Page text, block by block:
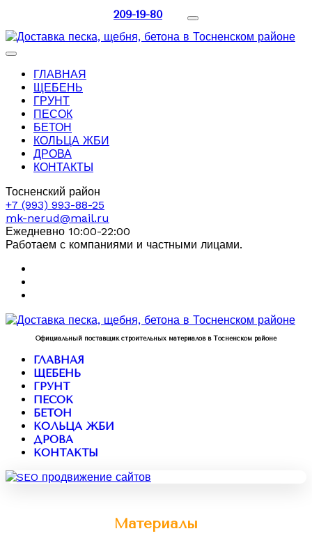
209-19-80
ГЛАВНАЯ
ЩЕБЕНЬ
ГРУНТ
ПЕСОК
БЕТОН
КОЛЬЦА ЖБИ
ДРОВА
КОНТАКТЫ
Тосненский район
+7 (993) 993-88-25
mk-nerud@mail.ru
Ежедневно 10:00-22:00
Работаем с компаниями и частными лицами.
Официальный поставщик строительных материалов в Тосненском районе
ГЛАВНАЯ
ЩЕБЕНЬ
ГРУНТ
ПЕСОК
БЕТОН
КОЛЬЦА ЖБИ
ДРОВА
КОНТАКТЫ
Материалы